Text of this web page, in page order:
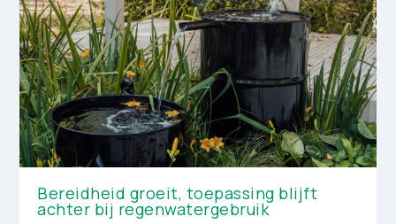
Bereidheid groeit, toepassing blijft
achter bij regenwatergebruik